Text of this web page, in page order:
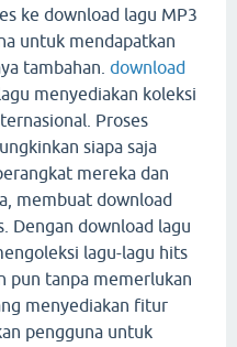
ke download lagu MP3
untuk mendapatkan
tambahan. download
menyediakan koleksi
Proses
siapa saja
mereka dan
membuat download
Dengan download lagu
lagu-lagu hits
pun tanpa memerlukan
menyediakan fitur
pengguna untuk